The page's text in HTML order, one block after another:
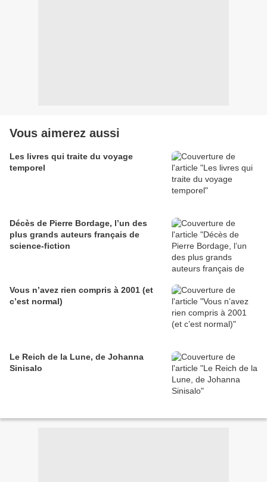
Vous aimerez aussi
Les livres qui traite du voyage
temporel
Décès de Pierre Bordage, l’un des
plus grands auteurs français de
science-fiction
Vous n’avez rien compris à 2001 (et
c’est normal)
Le Reich de la Lune, de Johanna
Sinisalo